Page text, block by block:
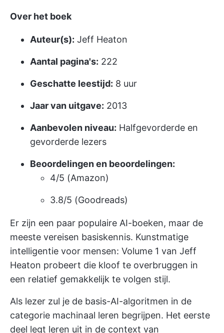
Over het boek
Auteur(s): Jeff Heaton
Aantal pagina's: 222
Geschatte leestijd: 8 uur
Jaar van uitgave: 2013
Aanbevolen niveau: Halfgevorderde en
gevorderde lezers
Beoordelingen en beoordelingen:
4/5 (Amazon)
3.8/5 (Goodreads)
Er zijn een paar populaire AI-boeken, maar de
meeste vereisen basiskennis. Kunstmatige
intelligentie voor mensen: Volume 1 van Jeff
Heaton probeert die kloof te overbruggen in
een relatief gemakkelijk te volgen stijl.
Als lezer zul je de basis-AI-algoritmen in de
categorie machinaal leren begrijpen. Het eerste
deel legt leren uit in de context van